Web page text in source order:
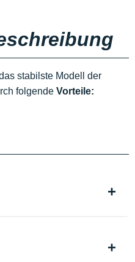
stabilste Modell der
folgende Vorteile: